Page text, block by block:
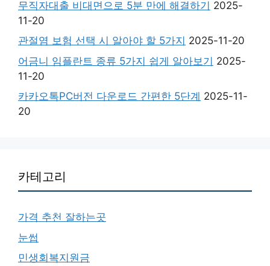
무직자대출 비대면으로 5분 만에 해결하기 2025-
11-20
관절염 보험 선택 시 알아야 할 5가지 2025-11-20
어금니 임플란트 종류 5가지 쉽게 알아보기 2025-
11-20
카카오톡PC버전 다운로드 간편한 5단계 2025-11-
20
카테고리
가격 추천 잘하는곳
눈썹
민생회복지원금